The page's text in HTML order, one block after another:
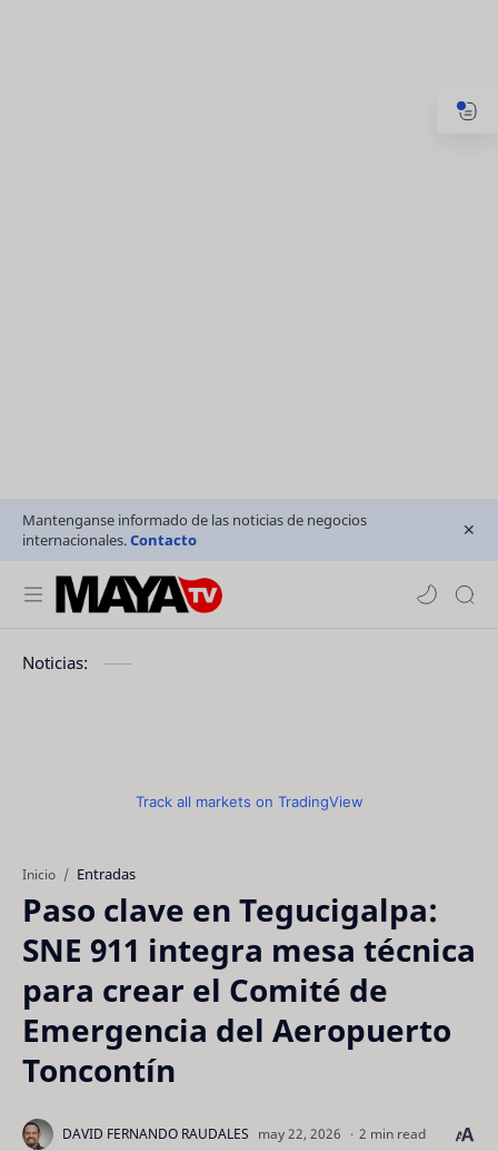
Mantenganse informado de las noticias de negocios
internacionales.Contacto
Noticias:
Track all markets on TradingView
Inicio Entradas
Paso clave en Tegucigalpa:
SNE 911 integra mesa técnica
para crear el Comité de
Emergencia del Aeropuerto
Toncontín
2 min read